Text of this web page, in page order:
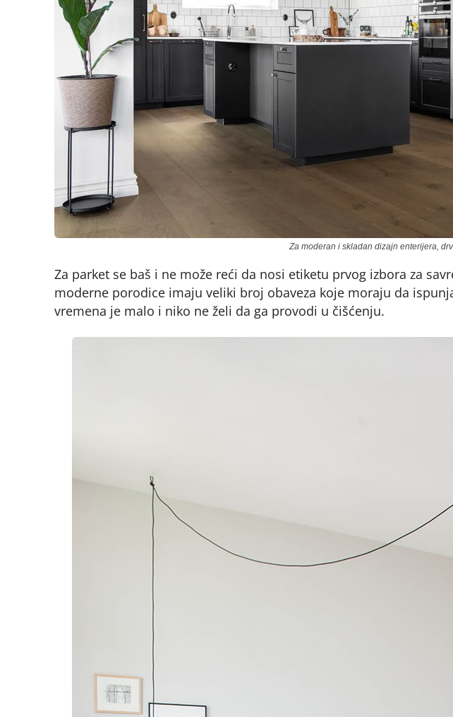
Za moderan i skladan dizajn enterijera,
Za parket se baš i ne može reći da nosi etiketu prvog izbora za
moderne porodice imaju veliki broj obaveza koje moraju da
vremena je malo i niko ne želi da ga provodi u čišćenju.